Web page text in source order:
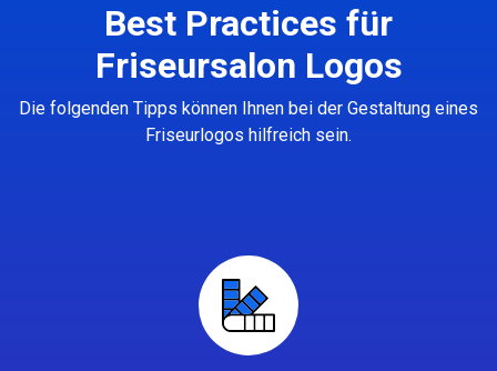
Best Practices für
Friseursalon Logos
Die folgenden Tipps können Ihnen bei der Gestaltung eines
Friseurlogos hilfreich sein.